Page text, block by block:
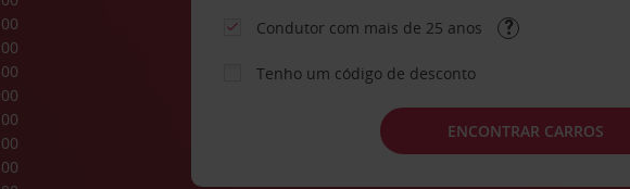
Condutor com mais de 25 anos
Tenho um código de desconto
ENCONTRAR CARROS